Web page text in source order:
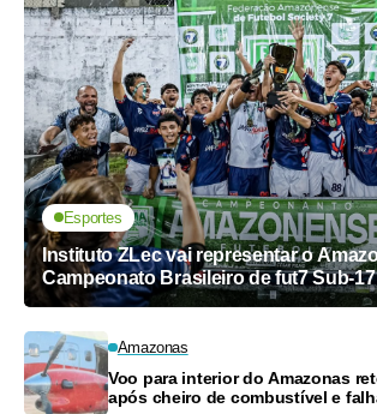
Esportes
Instituto ZLec vai representar o
Campeonato Brasileiro de fut7 Sub-17
Amazonas
Voo para interior do Amazonas
após cheiro de combustível e